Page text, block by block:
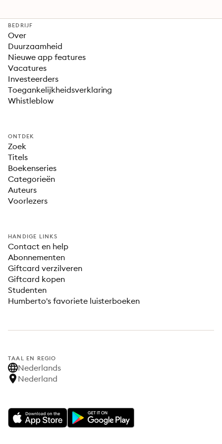
BEDRIJF
Over
Duurzaamheid
Nieuwe app features
Vacatures
Investeerders
Toegankelijkheidsverklaring
Whistleblow
ONTDEK
Zoek
Titels
Boekenseries
Categorieën
Auteurs
Voorlezers
HANDIGE LINKS
Contact en help
Abonnementen
Giftcard verzilveren
Giftcard kopen
Studenten
Humberto's favoriete luisterboeken
TAAL EN REGIO
Nederlands
Nederland